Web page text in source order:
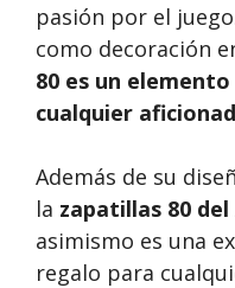
pasión por el
como decoración
80 es un
cualquier
Además de su
la zapatillas 80
asimismo es una
regalo para